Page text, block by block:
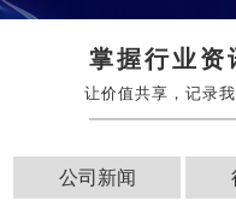
掌握行业资
让价值共享，记录
公司新闻